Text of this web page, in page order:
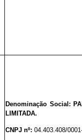
Denominação Social:
LIMITADA.
CNPJ nº:04.403.408/